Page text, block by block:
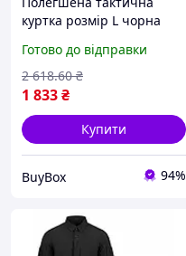
куртка розмір L чорна
військових тактичний
одяг для поліції
Готово до відправки
1 833₴
2 618.60 ₴
Купити
BuyBox 94%